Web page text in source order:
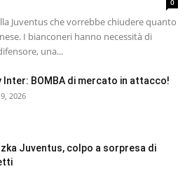
0
Juventus che vorrebbe chiudere quanto
I bianconeri hanno necessità di
una...
Inter: BOMBA di mercato in attacco!
2026
Juventus, colpo a sorpresa di